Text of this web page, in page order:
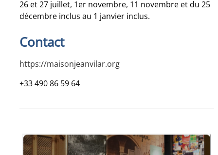
26 et 27 juillet, 1er novembre, 11 novembre et du 25
décembre inclus au 1 janvier inclus.
Contact
https://maisonjeanvilar.org
+33 490 86 59 64